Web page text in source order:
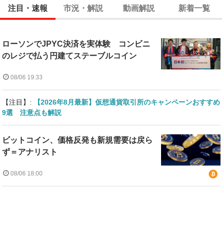
注目・速報 市況・解説 動画解説 新着一覧
ローソンでJPYC決済を実体験 コンビニ
のレジで払う円建てステーブルコイン
08/06 19:33
【注目】:
【2026年8月最新】仮想通貨取引所のキャンペーンおすすめ
9選 注意点も解説
ビットコイン、価格反発も新規需要は戻ら
ず＝アナリスト
08/06 18:00